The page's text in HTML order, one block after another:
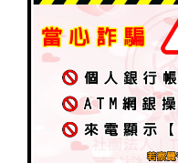
天赦赦罪祈福名冊，名
感恩善心幫助弱勢家庭
天赦日轉運大吉日，招
別差的人注意，想要消